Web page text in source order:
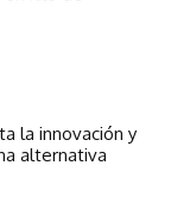
la innovación y
alternativa